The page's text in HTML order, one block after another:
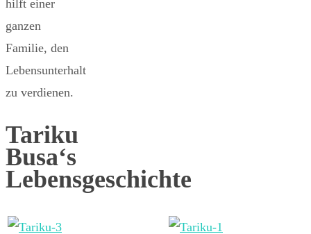
hilft einer
ganzen
Familie, den
Lebensunterhalt
zu verdienen.
Tariku
Busa‘s
Lebensgeschichte